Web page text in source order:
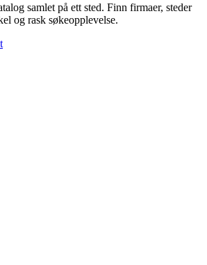
samlet på ett sted. Finn firmaer, steder
og rask søkeopplevelse.